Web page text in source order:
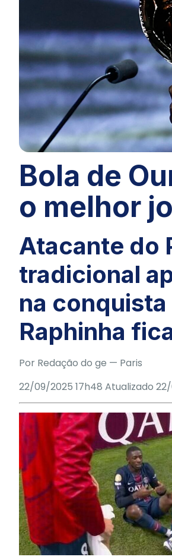
Bola de
o melhor
Atacante do
tradicional
na
Raphinha
Por Redação do ge — Paris
22/09/2025 17h48 Atualizado